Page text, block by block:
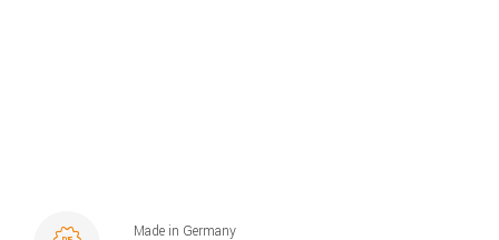
Made in Germany